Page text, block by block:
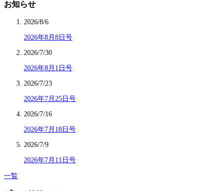
お知らせ
2026/8/6
2026年8月8日号
2026/7/30
2026年8月1日号
2026/7/23
2026年7月25日号
2026/7/16
2026年7月18日号
2026/7/9
2026年7月11日号
一覧